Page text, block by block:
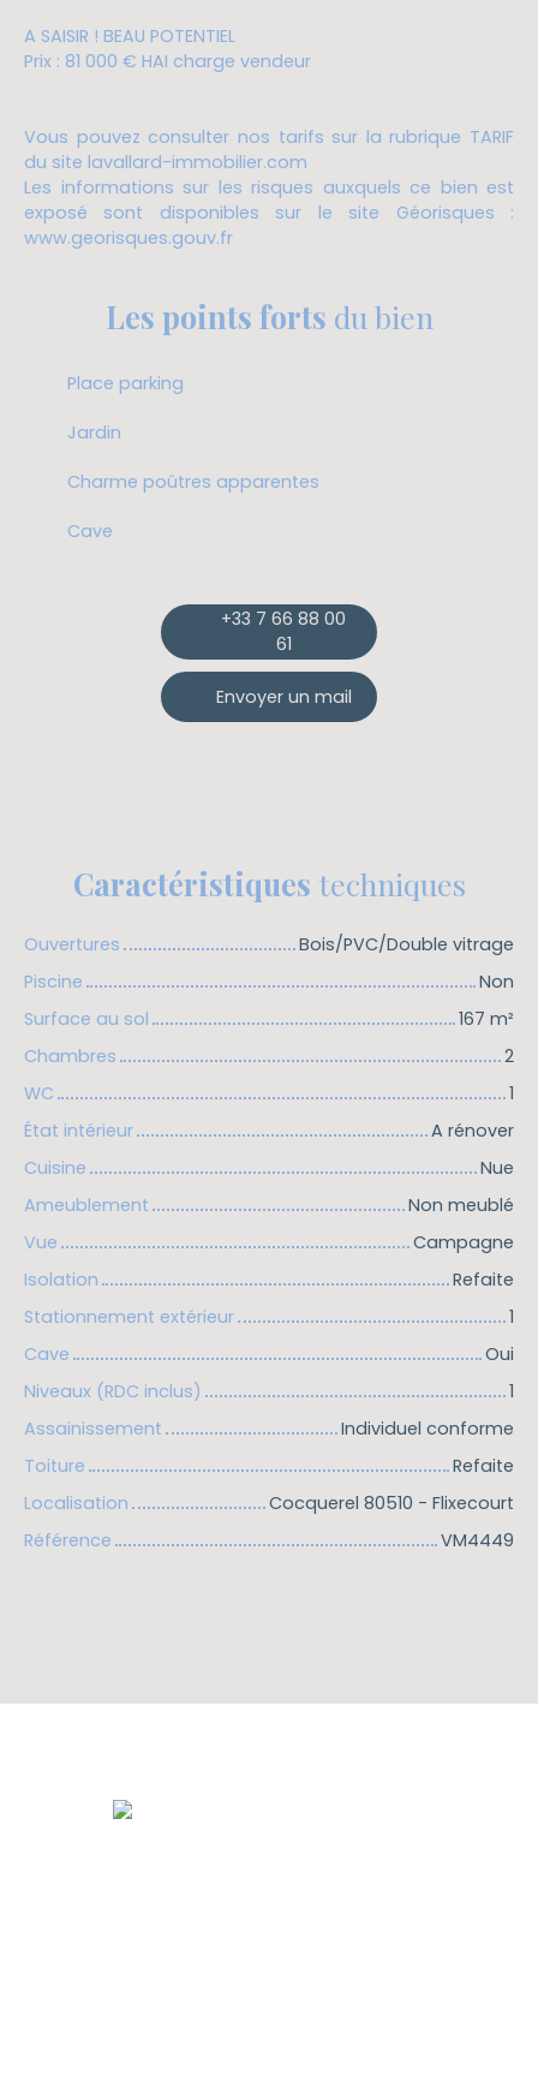
A SAISIR ! BEAU POTENTIEL
Prix : 81 000 € HAI charge vendeur
Vous pouvez consulter nos tarifs sur la rubrique TARIF
du site lavallard-immobilier.com
Les informations sur les risques auxquels ce bien est
exposé sont disponibles sur le site Géorisques :
www.georisques.gouv.fr
Les points forts du bien
Place parking
Jardin
Charme poûtres apparentes
Cave
+33 7 66 88 00
61
Envoyer un mail
Caractéristiques techniques
Ouvertures
Bois/PVC/Double vitrage
Piscine
Non
Surface au sol
167 m²
Chambres
2
WC
1
État intérieur
A rénover
Cuisine
Nue
Ameublement
Non meublé
Vue
Campagne
Isolation
Refaite
Stationnement extérieur
1
Cave
Oui
Niveaux (RDC inclus)
1
Assainissement
Individuel conforme
Toiture
Refaite
Localisation
Cocquerel 80510 - Flixecourt
Référence
VM4449